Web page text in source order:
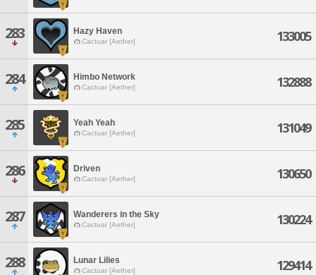
283 Hazy Haven
Cactuar [Aether] 133005
284 Himbo Network
Cactuar [Aether] 132888
285 Yeah Yeah
Cactuar [Aether] 131049
286 Driven
Cactuar [Aether] 130650
287 Wanderers in the Sky
Cactuar [Aether] 130224
288 Lunar Lilies
Cactuar [Aether] 129414